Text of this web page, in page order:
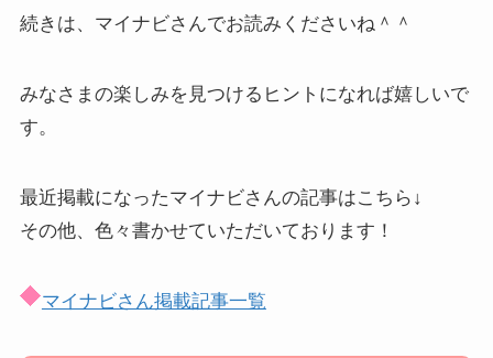
続きは、マイナビさんでお読みくださいね＾＾
みなさまの楽しみを見つけるヒントになれば嬉しいで
す。
最近掲載になったマイナビさんの記事はこちら↓
その他、色々書かせていただいております！
マイナビさん掲載記事一覧